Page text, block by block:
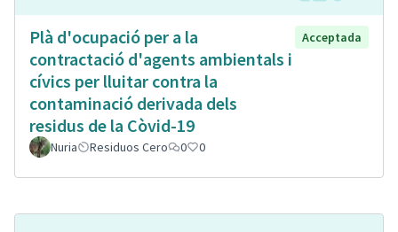
Plà d'ocupació per a la
contractació d'agents ambientals i
cívics per lluitar contra la
contaminació derivada dels
residus de la Còvid-19
Acceptada
Nuria Residuos Cero 0 0